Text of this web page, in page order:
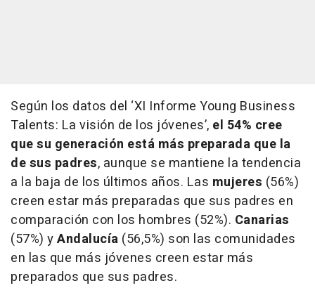
Según los datos del ‘XI Informe Young Business
Talents: La visión de los jóvenes’, el 54% cree
que su generación está más preparada que la
de sus padres, aunque se mantiene la tendencia
a la baja de los últimos años. Las mujeres (56%)
creen estar más preparadas que sus padres en
comparación con los hombres (52%). Canarias
(57%) yAndalucía (56,5%) son las comunidades
en las que más jóvenes creen estar más
preparados que sus padres.